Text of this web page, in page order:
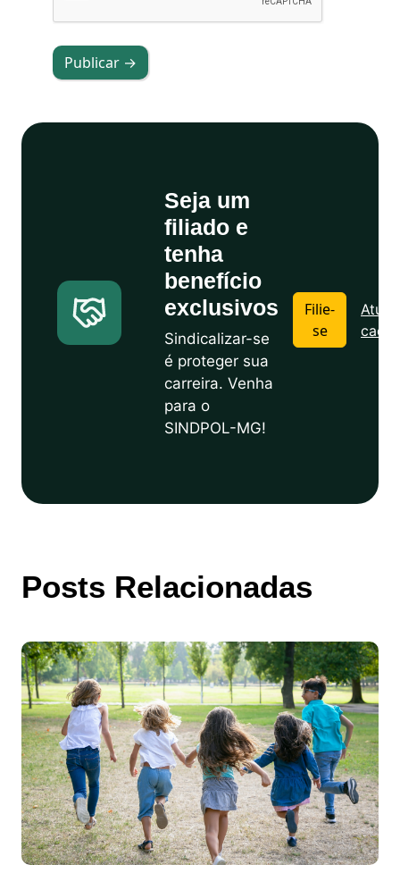
Publicar →
Seja um
filiado e
tenha
benefício
exclusivos
Sindicalizar-se
é proteger sua
carreira. Venha
para o
SINDPOL-MG!
Filie-
se
Posts Relacionadas